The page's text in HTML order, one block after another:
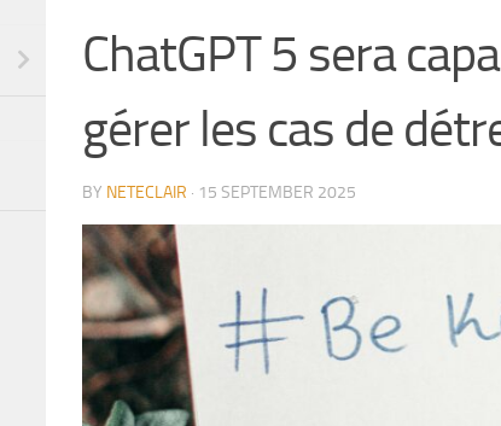
ChatGPT 5 sera
gérer les cas de
BY NETECLAIR · 15 SEPTEMBER 2025